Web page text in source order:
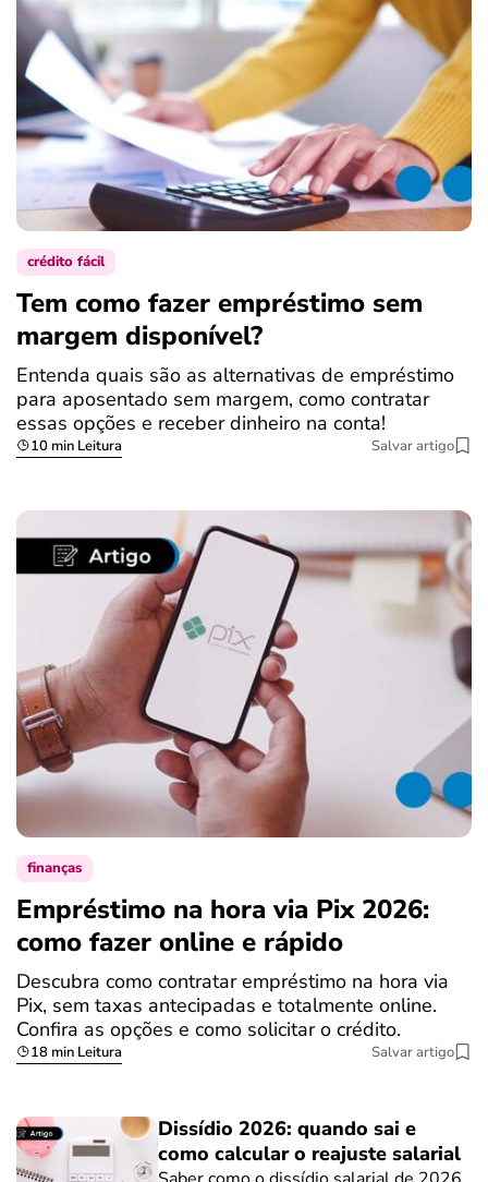
crédito fácil
Tem como fazer empréstimo sem
margem disponível?
Entenda quais são as alternativas de empréstimo
para aposentado sem margem, como contratar
essas opções e receber dinheiro na conta!
10 min Leitura Salvar artigo
finanças
Empréstimo na hora via Pix 2026:
como fazer online e rápido
Descubra como contratar empréstimo na hora via
Pix, sem taxas antecipadas e totalmente online.
Confira as opções e como solicitar o crédito.
18 min Leitura Salvar artigo
Dissídio 2026: quando sai e
como calcular o reajuste salarial